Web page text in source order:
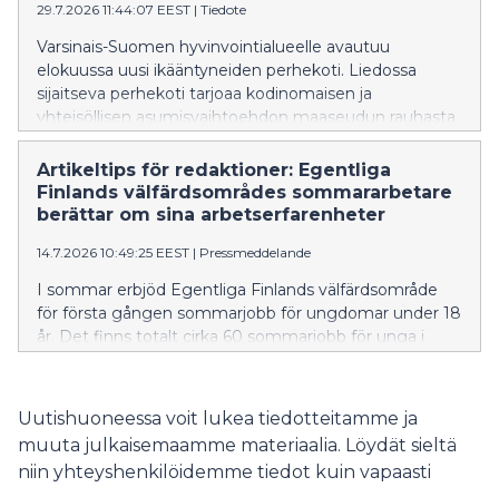
29.7.2026 11:44:07 EEST | Tiedote
Varsinais-Suomen hyvinvointialueelle avautuu
elokuussa uusi ikääntyneiden perhekoti. Liedossa
sijaitseva perhekoti tarjoaa kodinomaisen ja
yhteisöllisen asumisvaihtoehdon maaseudun rauhasta
nauttiville ikäihmisille.
Artikeltips för redaktioner: Egentliga
Finlands välfärdsområdes sommararbetare
berättar om sina arbetserfarenheter
14.7.2026 10:49:25 EEST | Pressmeddelande
I sommar erbjöd Egentliga Finlands välfärdsområde
för första gången sommarjobb för ungdomar under 18
år. Det finns totalt cirka 60 sommarjobb för unga i
akutsjukvård runt om i Egentliga Finland.
Uutishuoneessa voit lukea tiedotteitamme ja
muuta julkaisemaamme materiaalia. Löydät sieltä
niin yhteyshenkilöidemme tiedot kuin vapaasti